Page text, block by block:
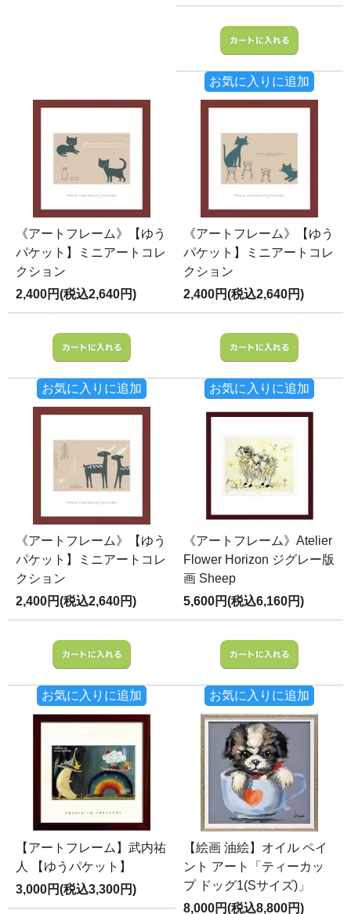
お気に入りに追加
《アートフレーム》【ゆう
パケット】ミニアートコレ
クション
2,400円(税込2,640円)
お気に入りに追加
《アートフレーム》【ゆう
パケット】ミニアートコレ
クション
2,400円(税込2,640円)
お気に入りに追加
《アートフレーム》【ゆう
パケット】ミニアートコレ
クション
2,400円(税込2,640円)
お気に入りに追加
《アートフレーム》Atelier
Flower Horizon ジグレー版
画 Sheep
5,600円(税込6,160円)
お気に入りに追加
【アートフレーム】武内祐
人 【ゆうパケット】
3,000円(税込3,300円)
【絵画 油絵】オイル ペイ
ント アート「ティーカッ
プ ドッグ1(Sサイズ)」
8,000円(税込8,800円)